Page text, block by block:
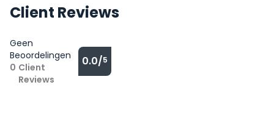
Client Reviews
Geen
Beoordelingen
0 Client
Reviews
0.0/5